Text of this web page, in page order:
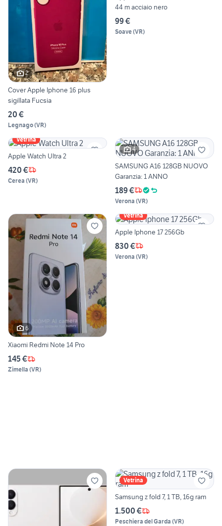
2
Cover Apple Iphone 16 plus
sigillata Fucsia
20 €
Legnago(VR)
44 m acciaio nero
99 €
Soave(VR)
Vetrina
Apple Watch Ultra 2
420 €
Cerea (VR)
4
SAMSUNG A16 128GB NUOVO
Garanzia: 1 ANNO
189 €
Verona (VR)
6
Xiaomi Redmi Note 14 Pro
145 €
Zimella (VR)
Vetrina
Apple Iphone 17 256Gb
830 €
Verona (VR)
Vetrina
Samsung z fold 7, 1 TB, 16g ram
1.500 €
Peschiera del Garda (VR)